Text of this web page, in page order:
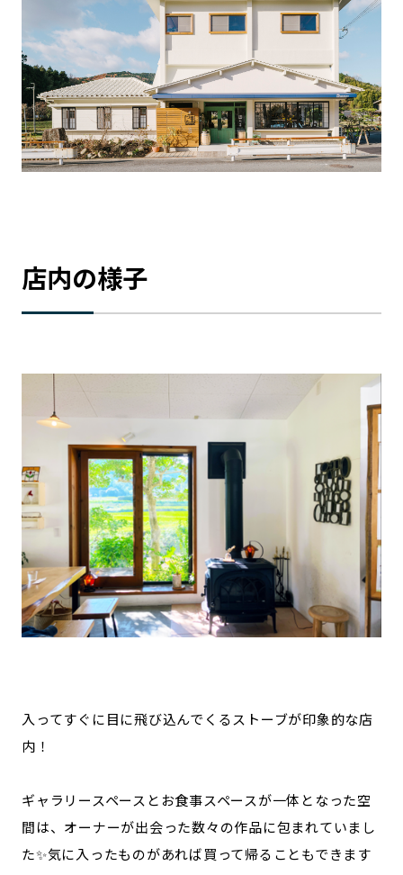
店内の様子
入ってすぐに目に飛び込んでくるストーブが印象的な店
内！
ギャラリースペースとお食事スペースが一体となった空
間は、オーナーが出会った数々の作品に包まれていまし
た✨気に入ったものがあれば買って帰ることもできます